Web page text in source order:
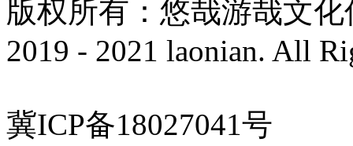
版权所有：悠哉游哉文
2019 - 2021 laonian. All
冀ICP备18027041号